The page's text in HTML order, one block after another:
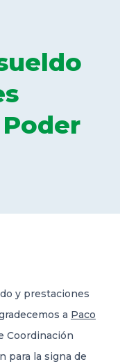
y prestaciones
a Paco
Coordinación
para la signa de